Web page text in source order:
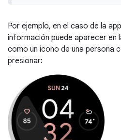
Por ejemplo, en el caso de la
información puede aparecer en
como un ícono de una persona
presionar: